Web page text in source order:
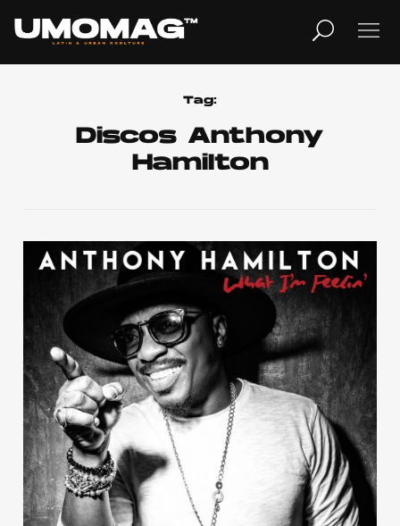
TV
Home
Cover Story
Publicidad
Aviso Legal
Tag:
Discos Anthony
Hamilton